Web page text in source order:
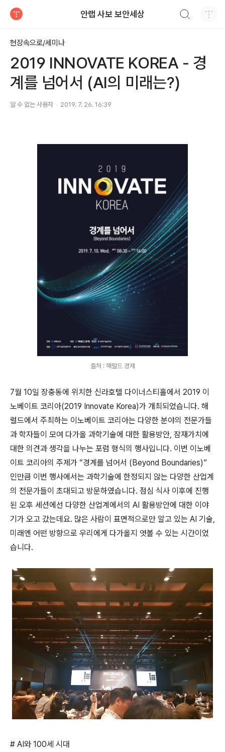
안랩 사보 보안세상
현장속으로/세미나
2019 INNOVATE KOREA - 경
계를 넘어서 (AI의 미래는?)
알 수 없는 사용자 2019. 7. 26. 16:39
출처 : 해럴드 경제
7월 10일 장충동에 위치한 신라호텔 다이너스티홀에서 2019 이
노베이트 코리아(2019 Innovate Korea)가 개최되었습니다. 해
럴드에서 주최하는 이노베이트 코리아는 다양한 분야의 전문가들
과 학자들이 모여 다가올 과학기술에 대한 활용방안, 잠재가치에
대한 의견과 생각을 나누는 포럼 형식의 행사입니다. 이번 이노베
이트 코리아의 주제가 “경계를 넘어서 (Beyond Boundaries)”
인만큼 이번 행사에서는 과학기술에 한정되지 않는 다양한 산업계
의 전문가들이 초대되고 방문하였습니다. 점심 식사 이후에 진행
된 오후 세션에선 다양한 산업계에서의 AI 활용방안에 대한 이야
기가 오고 갔는데요. 많은 사람이 표면적으로만 알고 있는 AI 기술,
미래엔 어떤 방향으로 우리에게 다가올지 엿볼 수 있는 시간이었
습니다.
# AI와 100세 시대